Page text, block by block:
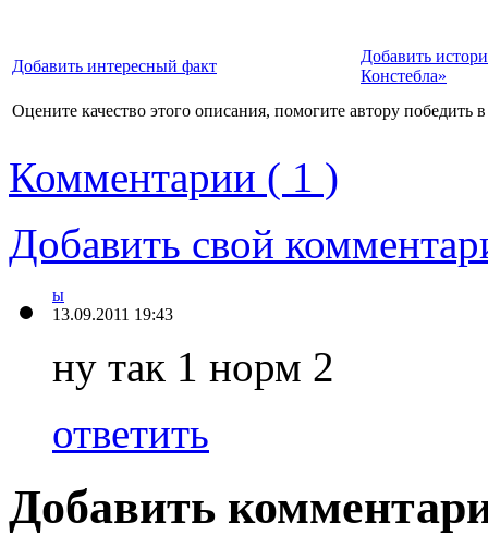
Добавить интересный факт
Добавить
Констебла»
Оцените качество этого описания, помогите автору победить
Комментарии ( 1 )
Добавить свой
ы
13.09.2011 19:43
ну так 1 норм 2
ответить
Добавить